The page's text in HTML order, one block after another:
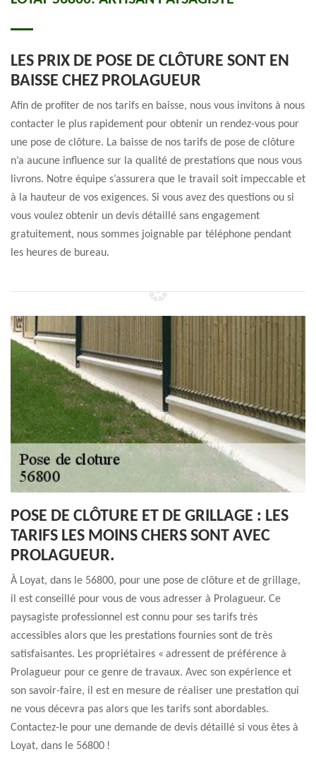
LES PRIX DE POSE DE CLÔTURE SONT EN
BAISSE CHEZ PROLAGUEUR
Afin de profiter de nos tarifs en baisse, nous vous invitons à nous
contacter le plus rapidement pour obtenir un rendez-vous pour
une pose de clôture. La baisse de nos tarifs de pose de clôture
n’a aucune influence sur la qualité de prestations que nous vous
livrons. Notre équipe s’assurera que le travail soit impeccable et
à la hauteur de vos exigences. Si vous avez des questions ou si
vous voulez obtenir un devis détaillé sans engagement
gratuitement, nous sommes joignable par téléphone pendant
les heures de bureau.
POSE DE CLÔTURE ET DE GRILLAGE : LES
TARIFS LES MOINS CHERS SONT AVEC
PROLAGUEUR.
À Loyat, dans le 56800, pour une pose de clôture et de grillage,
il est conseillé pour vous de vous adresser à Prolagueur. Ce
paysagiste professionnel est connu pour ses tarifs très
accessibles alors que les prestations fournies sont de très
satisfaisantes. Les propriétaires « adressent de préférence à
Prolagueur pour ce genre de travaux. Avec son expérience et
son savoir-faire, il est en mesure de réaliser une prestation qui
ne vous décevra pas alors que les tarifs sont abordables.
Contactez-le pour une demande de devis détaillé si vous êtes à
Loyat, dans le 56800 !